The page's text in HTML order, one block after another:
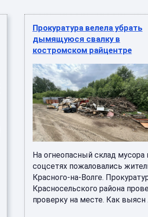
Прокуратура велела убрать
дымящуюся свалку в
костромском райцентре
На огнеопасный склад мусора
соцсетях пожаловались
Красного-на-Волге.
Красносельского района
проверку на месте. Как выясн